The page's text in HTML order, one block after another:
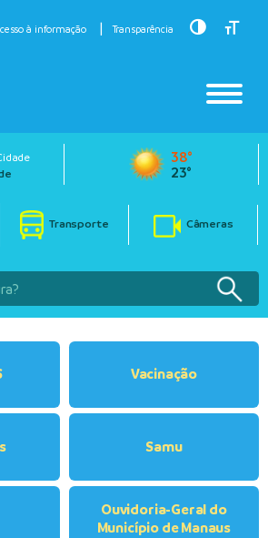
à informação Transparência Toggle
38°
23°
Transporte Câmeras
Vacinação
Samu
Ouvidoria-Geral do
Município de Manaus